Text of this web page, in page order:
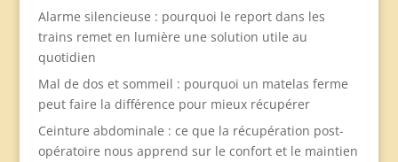
Alarme silencieuse : pourquoi le report dans les
trains remet en lumière une solution utile au
quotidien
Mal de dos et sommeil : pourquoi un matelas ferme
peut faire la différence pour mieux récupérer
Ceinture abdominale : ce que la récupération post-
opératoire nous apprend sur le confort et le maintien